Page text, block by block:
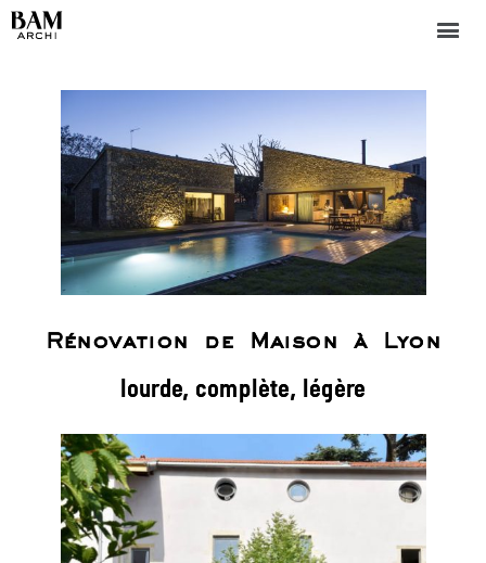
Rénovation de Maison à Lyon
lourde, complète, légère